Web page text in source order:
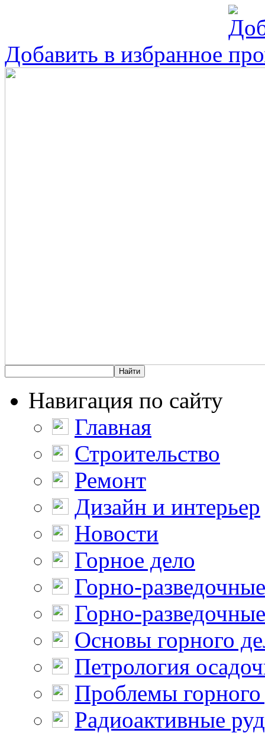
Добавить в избранное
Навигация по сайту
Главная
Строительство
Ремонт
Дизайн и интерьер
Новости
Горное дело
Горно-
Горно-
Основы горного
Петрология
Проблемы горного
Радиоактивные